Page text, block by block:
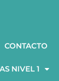
CONTACTO
NIVEL 1